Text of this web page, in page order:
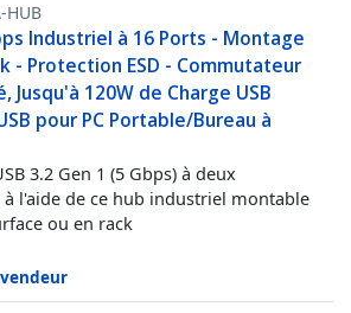
HUB
Industriel à 16 Ports - Montage
- Protection ESD - Commutateur
Jusqu'à 120W de Charge USB
pour PC Portable/Bureau à
3.2 Gen 1 (5 Gbps) à deux
l'aide de ce hub industriel montable
ou en rack